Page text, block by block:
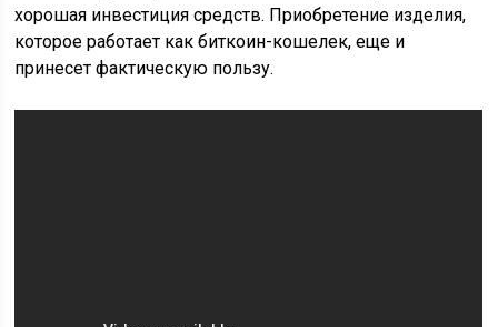
хорошая инвестиция средств. Приобретение изделия,
которое работает как биткоин-кошелек, еще и
принесет фактическую пользу.